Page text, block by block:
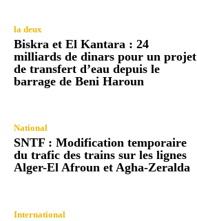
la deux
Biskra et El Kantara : 24
milliards de dinars pour un projet
de transfert d’eau depuis le
barrage de Beni Haroun
National
SNTF : Modification temporaire
du trafic des trains sur les lignes
Alger-El Afroun et Agha-Zeralda
International